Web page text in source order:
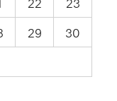
29
30